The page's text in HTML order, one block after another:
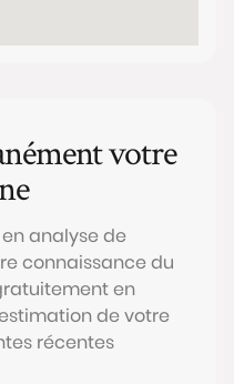
votre
analyse de
connaissance du
en
de votre
récentes